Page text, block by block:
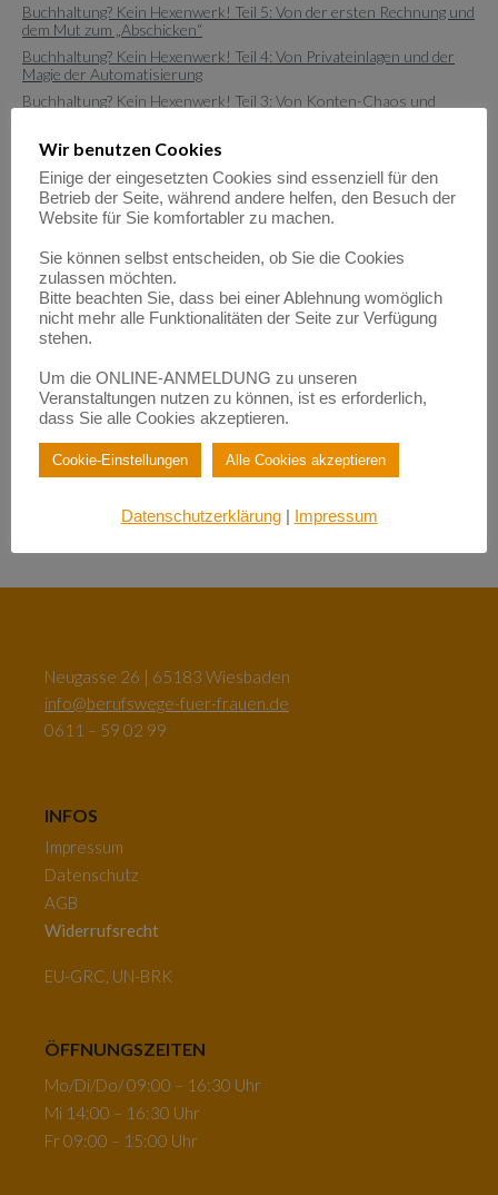
Buchhaltung? Kein Hexenwerk! Teil 5: Von der ersten Rechnung und
dem Mut zum „Abschicken“
Buchhaltung? Kein Hexenwerk! Teil 4: Von Privateinlagen und der
Magie der Automatisierung
Buchhaltung? Kein Hexenwerk! Teil 3: Von Konten-Chaos und
Neueste Kommentare
Empowerment durch Mentoring: Wie Migrantinnen gestärkt
zuEigenlob stimmt!
Empowerment durch Mentoring: Wie Migrantinnen gestärkt
werden | BerufsWege für Frauen e.V.
zuFundraisende – die „Eier-legenden Woll-Milch-Säue“
Empowerment durch Mentoring: Wie Migrantinnen gestärkt
zuFemale Empowerment im Main Kinzig Kreis
Be happy – so werden Sie glücklich im Beruf!| BerufsWege für
Frauen e.V.
zuEigenlob stimmt!
Be happy – so werden Sie glücklich im Beruf!| BerufsWege für
Female Empowerment im Main Kinzig Kreis
Neugasse 26 | 65183 Wiesbaden
info@berufswege-fuer-frauen.de
0611 – 59 02 99
INFOS
Impressum
Datenschutz
AGB
Widerrufsrecht
EU-GRC, UN-BRK
ÖFFNUNGSZEITEN
Mo/Di/Do/ 09:00 – 16:30 Uhr
Mi 14:00 – 16:30 Uhr
Fr 09:00 – 15:00 Uhr
Wir benutzen Cookies
Einige der eingesetzten Cookies sind essenziell für den
Betrieb der Seite, während andere helfen, den Besuch der
Website für Sie komfortabler zu machen.
Sie können selbst entscheiden, ob Sie die Cookies
zulassen möchten.
Bitte beachten Sie, dass bei einer Ablehnung womöglich
nicht mehr alle Funktionalitäten der Seite zur Verfügung
stehen.
Um die ONLINE-ANMELDUNG zu unseren
Veranstaltungen nutzen zu können, ist es erforderlich,
dass Sie alle Cookies akzeptieren.
Cookie-Einstellungen Alle Cookies akzeptieren
Datenschutzerklärung| Impressum